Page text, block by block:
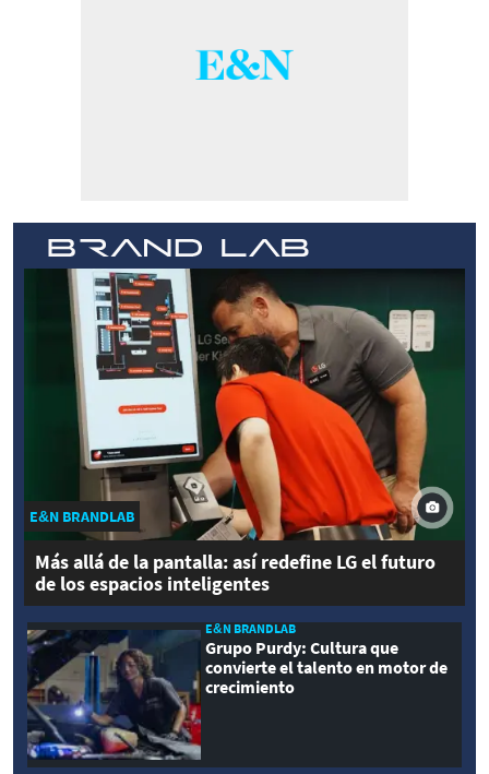
E&N BRANDLAB
Más allá de la pantalla: así redefine LG el futuro
de los espacios inteligentes
E&N BRANDLAB
Grupo Purdy: Cultura que
convierte el talento en motor de
crecimiento